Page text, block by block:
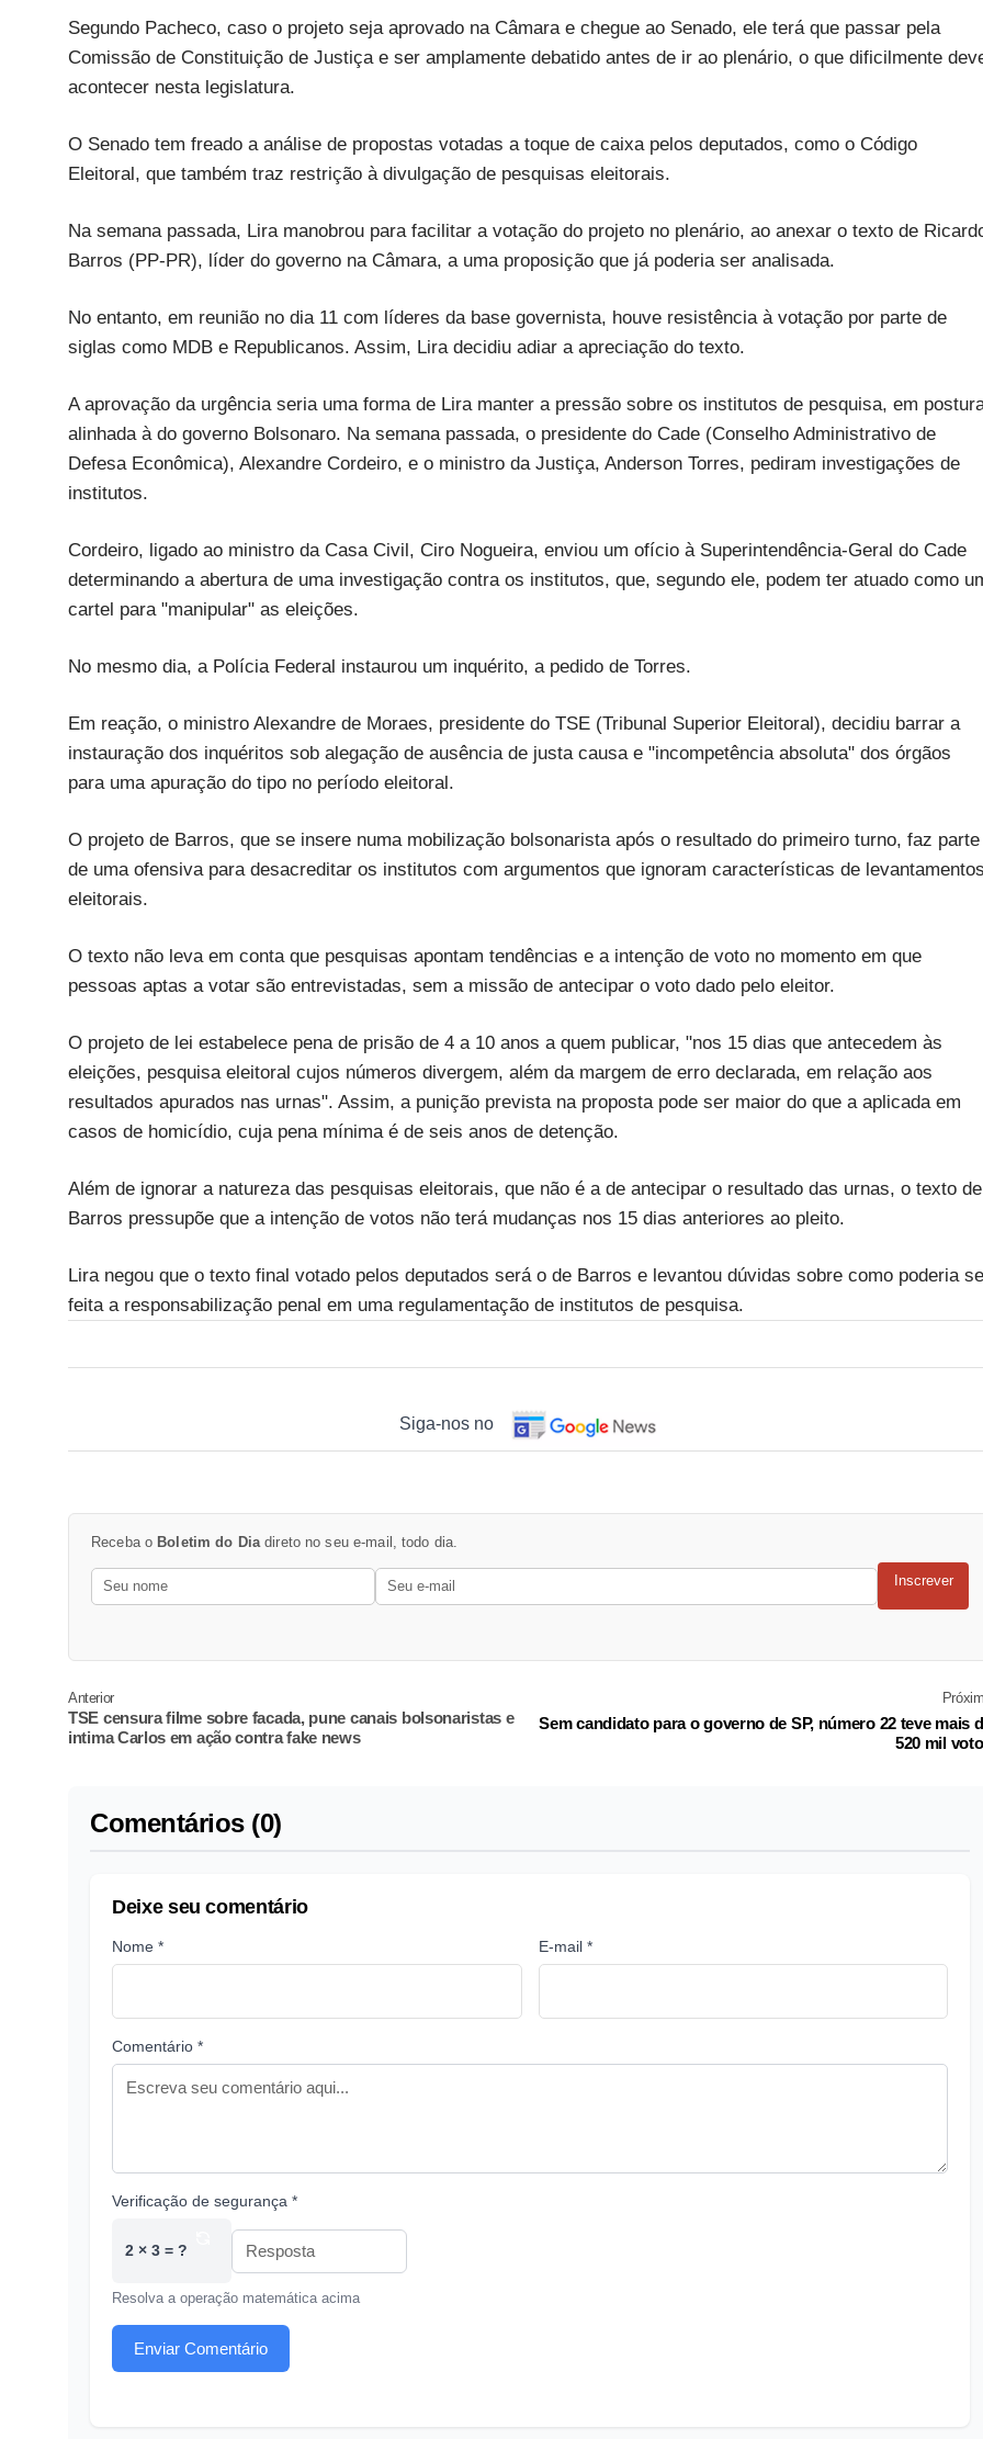
Segundo Pacheco, caso o projeto seja aprovado na Câmara e chegue ao Senado, ele terá que passar pela
Comissão de Constituição de Justiça e ser amplamente debatido antes de ir ao plenário, o que dificilmente
acontecer nesta legislatura.
O Senado tem freado a análise de propostas votadas a toque de caixa pelos deputados, como o Código
Eleitoral, que também traz restrição à divulgação de pesquisas eleitorais.
Na semana passada, Lira manobrou para facilitar a votação do projeto no plenário, ao anexar o texto de
Barros (PP-PR), líder do governo na Câmara, a uma proposição que já poderia ser analisada.
No entanto, em reunião no dia 11 com líderes da base governista, houve resistência à votação por parte de
siglas como MDB e Republicanos. Assim, Lira decidiu adiar a apreciação do texto.
A aprovação da urgência seria uma forma de Lira manter a pressão sobre os institutos de pesquisa, em
alinhada à do governo Bolsonaro. Na semana passada, o presidente do Cade (Conselho Administrativo de
Defesa Econômica), Alexandre Cordeiro, e o ministro da Justiça, Anderson Torres, pediram investigações de
institutos.
Cordeiro, ligado ao ministro da Casa Civil, Ciro Nogueira, enviou um ofício à Superintendência-Geral do Cade
determinando a abertura de uma investigação contra os institutos, que, segundo ele, podem ter atuado como
cartel para "manipular" as eleições.
No mesmo dia, a Polícia Federal instaurou um inquérito, a pedido de Torres.
Em reação, o ministro Alexandre de Moraes, presidente do TSE (Tribunal Superior Eleitoral), decidiu barrar a
instauração dos inquéritos sob alegação de ausência de justa causa e "incompetência absoluta" dos órgãos
para uma apuração do tipo no período eleitoral.
O projeto de Barros, que se insere numa mobilização bolsonarista após o resultado do primeiro turno, faz parte
de uma ofensiva para desacreditar os institutos com argumentos que ignoram características de levantamentos
eleitorais.
O texto não leva em conta que pesquisas apontam tendências e a intenção de voto no momento em que
pessoas aptas a votar são entrevistadas, sem a missão de antecipar o voto dado pelo eleitor.
O projeto de lei estabelece pena de prisão de 4 a 10 anos a quem publicar, "nos 15 dias que antecedem às
eleições, pesquisa eleitoral cujos números divergem, além da margem de erro declarada, em relação aos
resultados apurados nas urnas". Assim, a punição prevista na proposta pode ser maior do que a aplicada em
casos de homicídio, cuja pena mínima é de seis anos de detenção.
Além de ignorar a natureza das pesquisas eleitorais, que não é a de antecipar o resultado das urnas, o texto de
Barros pressupõe que a intenção de votos não terá mudanças nos 15 dias anteriores ao pleito.
Lira negou que o texto final votado pelos deputados será o de Barros e levantou dúvidas sobre como poderia
feita a responsabilização penal em uma regulamentação de institutos de pesquisa.
Siga-nos no
Receba o Boletim do Dia direto no seu e-mail, todo dia.
Inscrever
Anterior
TSE censura filme sobre facada, pune canais bolsonaristas e
intima Carlos em ação contra fake news
Sem candidato para o governo de SP, número 22 teve mais
520 mil
Comentários (0)
Deixe seu comentário
Nome * E-mail *
Comentário *
Verificação de segurança *
2 × 3 = ?
Resolva a operação matemática acima
Enviar Comentário